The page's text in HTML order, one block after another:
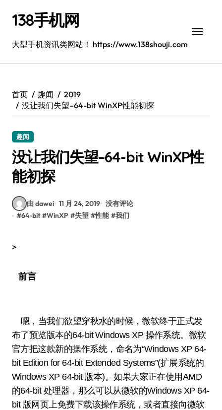
138手机网
大型手机资讯类网站！ https://www.138shouji.com
首页 趣闻
2019
没让我们失望–64-bit WinXP性能初探
趣闻
没让我们失望–64-bit WinXP性
能初探
由 dawei 11 月 24, 2019 没有评论
#64-bit #WinXP #失望 #性能 #我们
>
前言
嗯，当我们欲望穿秋水的时候，微软终于正式发
布了预览版本的64-bit Windows XP 操作系统。微软
官方把这款新的操作系统，命名为“Windows XP 64-
bit Edition for 64-bit Extended Systems”(扩展系统的
Windows XP 64-bit 版本)。如果大家正在使用AMD
的64-bit 处理器，那么可以从微软的Windows XP 64-
bit 版网页上免费下载该操作系统，或者直接向微软